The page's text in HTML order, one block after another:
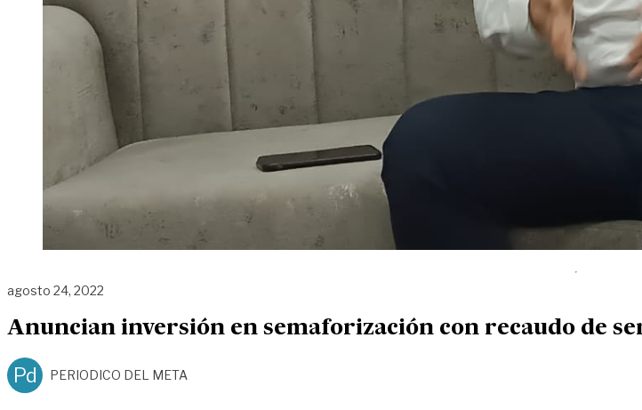
agosto 24, 2022
Anuncian inversión en semaforización con recaudo de
Pd PERIODICO DEL META